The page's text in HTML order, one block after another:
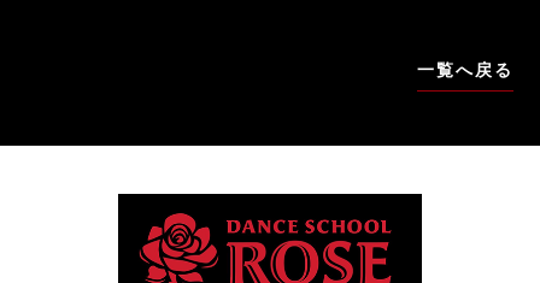
一覧へ戻る
お知らせ